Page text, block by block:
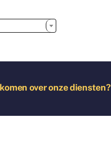
over onze diensten?